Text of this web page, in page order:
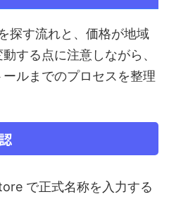
探す流れと、価格が地域
する点に注意しながら、
ルまでのプロセスを整理
で正式名称を入力する